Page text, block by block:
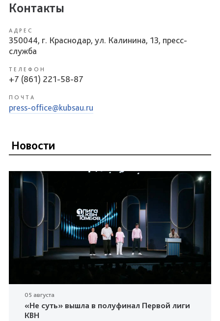
Контакты
АДРЕС
350044, г. Краснодар, ул. Калинина, 13, пресс-
служба
ТЕЛЕФОН
+7 (861) 221-58-87
ПОЧТА
press-office@kubsau.ru
Новости
05 августа
«Не суть» вышла в полуфинал Первой лиги
КВН